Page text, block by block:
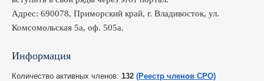
Адрес: 690078, Приморский край, г. Владивосток, ул.
Комсомольская 5а, оф. 505а.
Информация
Количество активных членов: 132 (Реестр членов СРО)